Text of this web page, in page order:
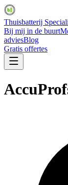
Thuisbatterij
Bij mij in de buurt
adviesBlog
Gratis offertes